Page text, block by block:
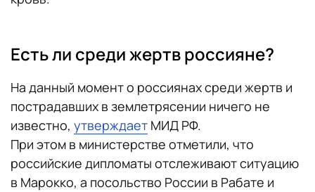
Есть ли среди жертв россияне?
На данный момент о россиянах среди жертв и
пострадавших в землетрясении ничего не
известно, утверждает МИД РФ.
При этом в министерстве отметили, что
российские дипломаты отслеживают ситуацию
в Марокко, а посольство России в Рабате и